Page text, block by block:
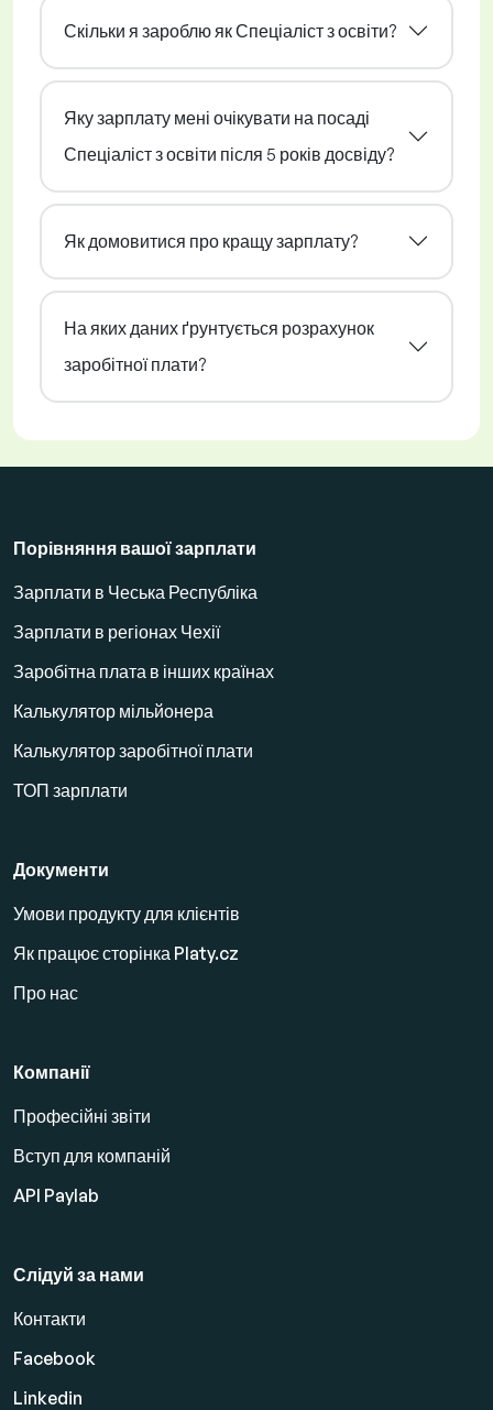
Скільки я зароблю як Спеціаліст з освіти?
Яку зарплату мені очікувати на посаді
Спеціаліст з освіти після 5 років досвіду?
Як домовитися про кращу зарплату?
На яких даних ґрунтується розрахунок
заробітної плати?
Порівняння вашої зарплати
Зарплати в Чеська Республіка
Зарплати в регіонах Чехії
Заробітна плата в інших країнах
Калькулятор мільйонера
Калькулятор заробітної плати
ТОП зарплати
Документи
Умови продукту для клієнтів
Як працює сторінка Platy.cz
Про нас
Компанії
Професійні звіти
Вступ для компаній
API Paylab
Слідуй за нами
Контакти
Facebook
Linkedin